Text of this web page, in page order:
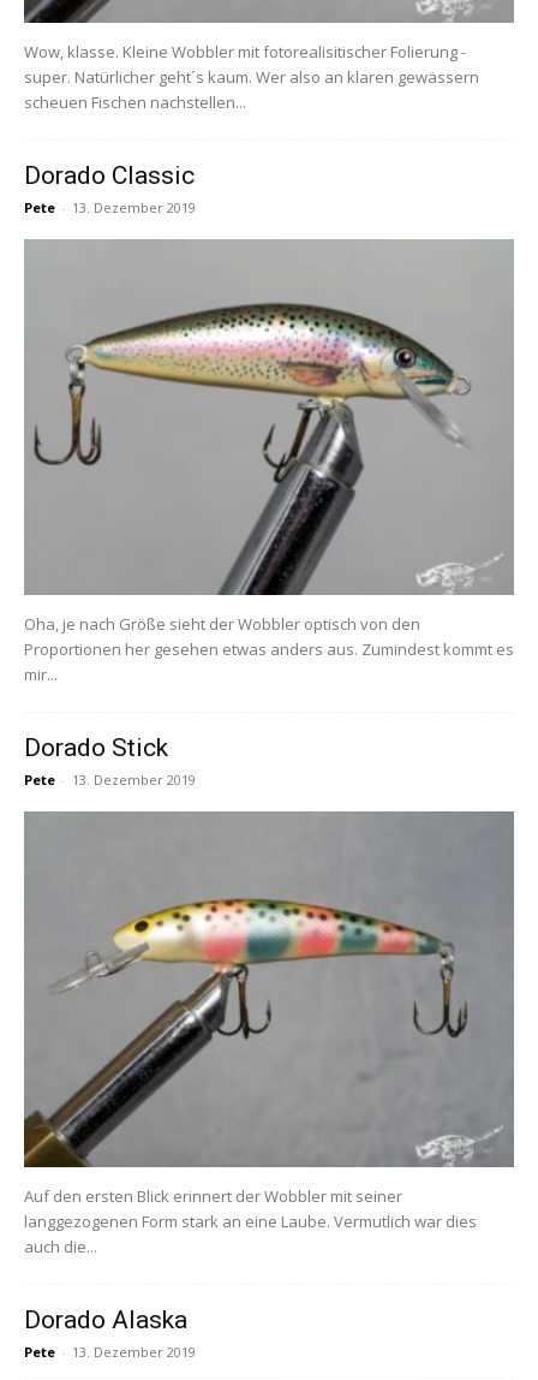
Wow, klasse. Kleine Wobbler mit fotorealisitischer Folierung -
super. Natürlicher geht´s kaum. Wer also an klaren gewässern
scheuen Fischen nachstellen...
Dorado Classic
Pete - 13. Dezember 2019
Oha, je nach Größe sieht der Wobbler optisch von den
Proportionen her gesehen etwas anders aus. Zumindest kommt es
mir...
Dorado Stick
Pete - 13. Dezember 2019
Auf den ersten Blick erinnert der Wobbler mit seiner
langgezogenen Form stark an eine Laube. Vermutlich war dies
auch die...
Dorado Alaska
Pete - 13. Dezember 2019